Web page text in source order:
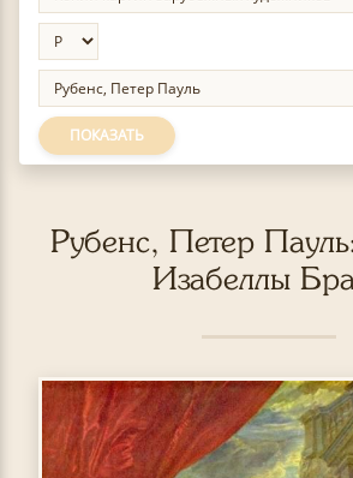
ПОКАЗАТЬ
Рубенс, Петер
Изабеллы